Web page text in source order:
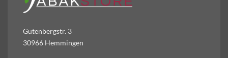
Gutenbergstr. 3
30966 Hemmingen